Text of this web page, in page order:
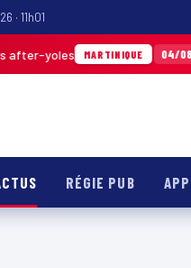
· 11h01
MARTINIQUE 04/08 · 12h29
RÉGIE PUB